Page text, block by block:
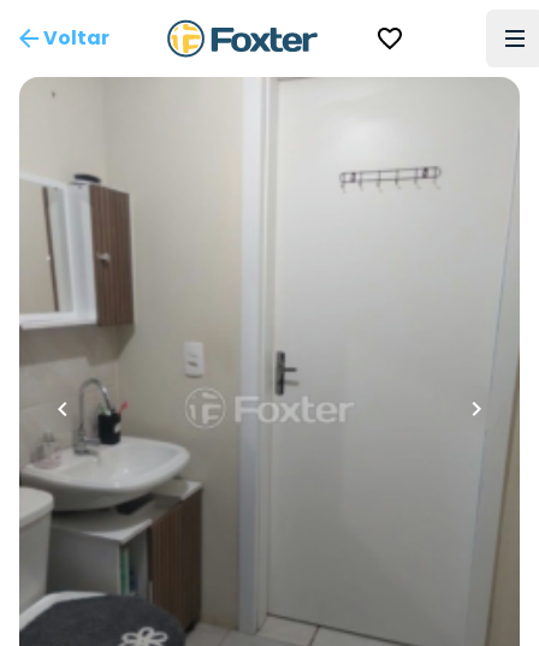
Voltar